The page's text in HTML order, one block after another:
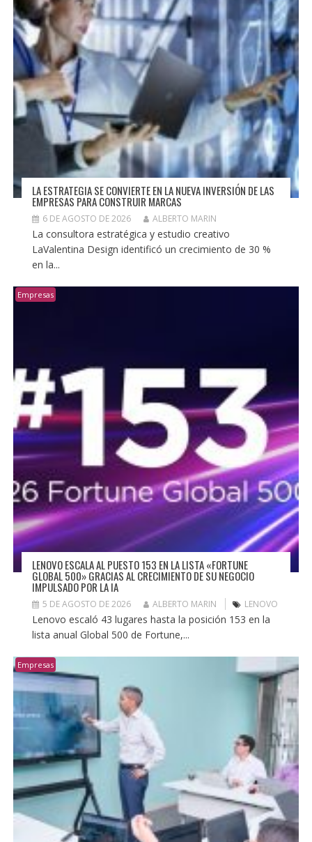
LA ESTRATEGIA SE CONVIERTE EN LA NUEVA INVERSIÓN DE LAS
EMPRESAS PARA CONSTRUIR MARCAS
6 DE AGOSTO DE 2026 ALBERTO MARIN
La consultora estratégica y estudio creativo
LaValentina Design identificó un crecimiento de 30 %
en la...
Empresas
LENOVO ESCALA AL PUESTO 153 EN LA LISTA «FORTUNE
GLOBAL 500» GRACIAS AL CRECIMIENTO DE SU NEGOCIO
IMPULSADO POR LA IA
5 DE AGOSTO DE 2026 ALBERTO MARIN LENOVO
Lenovo escaló 43 lugares hasta la posición 153 en la
lista anual Global 500 de Fortune,...
Empresas